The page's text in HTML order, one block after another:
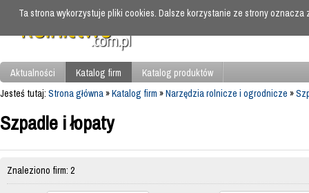
Aktualności Katalog firm
Katalog produktów
Jesteś tutaj: Strona główna»Katalog firm »Narzędzia rolnicze i ogrodnicze »
Szpadle i łopaty
Znaleziono firm: 2
Ta strona wykorzystuje pliki cookies. Dalsze korzystanie ze strony